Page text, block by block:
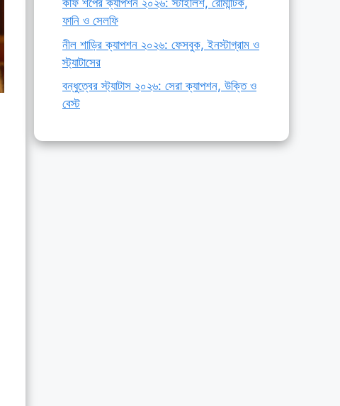
কফি শপের ক্যাপশন ২০২৬: স্টাইলিশ, রোমান্টিক,
ফানি ও সেলফি
নীল শাড়ির ক্যাপশন ২০২৬: ফেসবুক, ইনস্টাগ্রাম ও
স্ট্যাটাসের
বন্ধুত্বের স্ট্যাটাস ২০২৬: সেরা ক্যাপশন, উক্তি ও
বেস্ট